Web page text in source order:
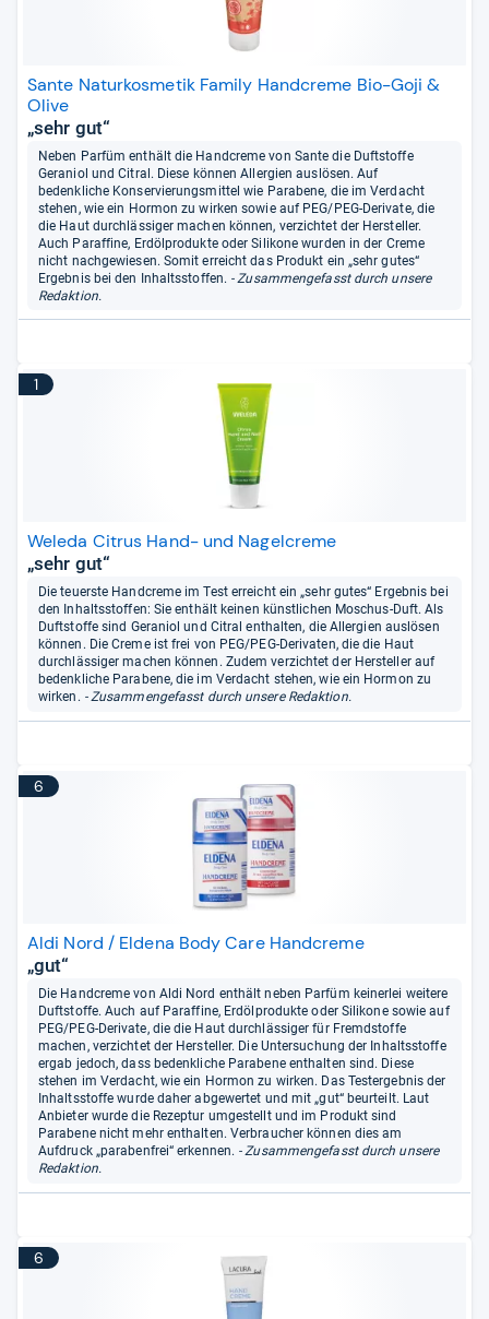
Sante Naturkosmetik Family Handcreme Bio-Goji &
Olive
„sehr gut“
Neben Parfüm enthält die Handcreme von Sante die Duftstoffe
Geraniol und Citral. Diese können Allergien auslösen. Auf
bedenkliche Konservierungsmittel wie Parabene, die im Verdacht
stehen, wie ein Hormon zu wirken sowie auf PEG/PEG-Derivate, die
die Haut durchlässiger machen können, verzichtet der Hersteller.
Auch Paraffine, Erdölprodukte oder Silikone wurden in der Creme
nicht nachgewiesen. Somit erreicht das Produkt ein „sehr gutes“
Ergebnis bei den Inhaltsstoffen. - Zusammengefasst durch unsere
Redaktion.
1
Weleda Citrus Hand- und Nagelcreme
„sehr gut“
Die teuerste Handcreme im Test erreicht ein „sehr gutes“ Ergebnis bei
den Inhaltsstoffen: Sie enthält keinen künstlichen Moschus-Duft. Als
Duftstoffe sind Geraniol und Citral enthalten, die Allergien auslösen
können. Die Creme ist frei von PEG/PEG-Derivaten, die die Haut
durchlässiger machen können. Zudem verzichtet der Hersteller auf
bedenkliche Parabene, die im Verdacht stehen, wie ein Hormon zu
wirken. - Zusammengefasst durch unsere Redaktion.
6
Aldi Nord / Eldena Body Care Handcreme
„gut“
Die Handcreme von Aldi Nord enthält neben Parfüm keinerlei weitere
Duftstoffe. Auch auf Paraffine, Erdölprodukte oder Silikone sowie auf
PEG/PEG-Derivate, die die Haut durchlässiger für Fremdstoffe
machen, verzichtet der Hersteller. Die Untersuchung der Inhaltsstoffe
ergab jedoch, dass bedenkliche Parabene enthalten sind. Diese
stehen im Verdacht, wie ein Hormon zu wirken. Das Testergebnis der
Inhaltsstoffe wurde daher abgewertet und mit „gut“ beurteilt. Laut
Anbieter wurde die Rezeptur umgestellt und im Produkt sind
Parabene nicht mehr enthalten. Verbraucher können dies am
Aufdruck „parabenfrei“ erkennen. - Zusammengefasst durch unsere
Redaktion.
6